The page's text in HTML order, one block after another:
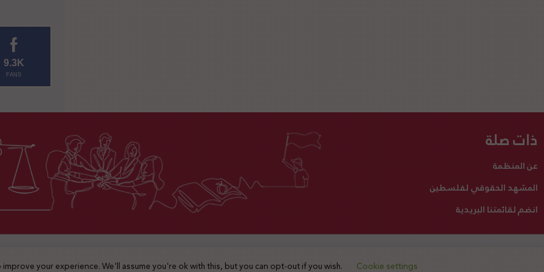
9.3K
FANS
ذات صلة
عن المنظمة
المشهد الحقوقي لفلسطين
انضم لقائمتنا البريدية
اتصل بنا تبرع لنا 2025 © جميع الحقوق محفوظة
your experience. We'll assume you're ok with this, but you can opt-out if you wish. Cookie settings